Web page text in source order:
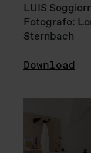
LUIS
Fotografo:
Sternbach
Download